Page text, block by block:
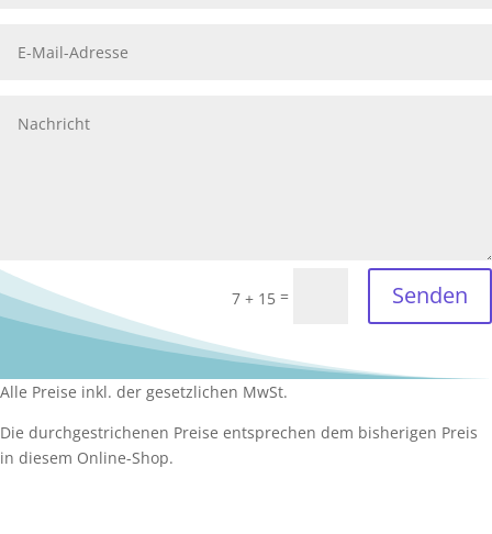
7 + 15 = Senden
Alle Preise inkl. der gesetzlichen MwSt.
Die durchgestrichenen Preise entsprechen dem bisherigen Preis
in diesem Online-Shop.